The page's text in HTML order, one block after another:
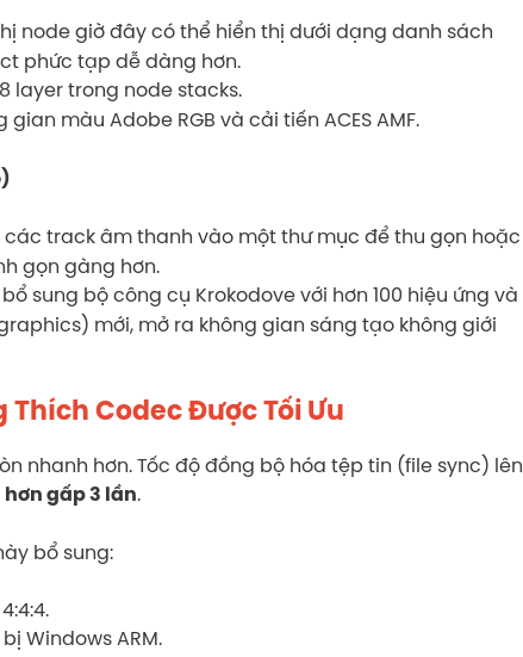
node giờ đây có thể hiển thị dưới dạng danh sách
phức tạp dễ dàng hơn.
layer trong node stacks.
màu Adobe RGB và cải tiến ACES AMF.
track âm thanh vào một thư mục để thu gọn hoặc
gọn gàng hơn.
sung bộ công cụ Krokodove với hơn 100 hiệu ứng và
mới, mở ra không gian sáng tạo không giới
Thích Codec Được Tối Ưu
nhanh hơn. Tốc độ đồng bộ hóa tệp tin (file sync) lên
gấp 3 lần.
bổ sung:
Windows ARM.